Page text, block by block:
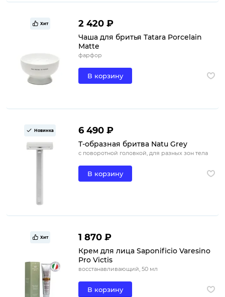
Хит 2 420 ₽
Чаша для бритья Tatara Porcelain
Matte
фарфор
В корзину
Новинка 6 490 ₽
Т-образная бритва Natu Grey
с поворотной головкой, для разных зон тела
В корзину
Хит 1 870 ₽
Крем для лица Saponificio Varesino
Pro Victis
восстанавливающий, 50 мл
В корзину